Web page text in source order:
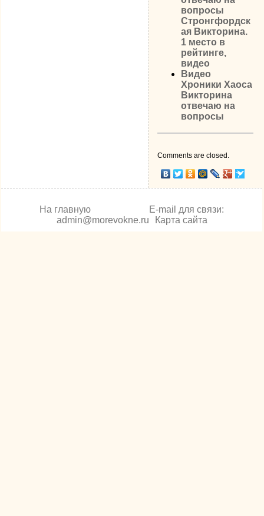
вопросы
Стронгфордск
ая Викторина.
1 место в
рейтинге,
видео
Видео
Хроники Хаоса
Викторина
отвечаю на
вопросы
Comments are closed.
На главную
E-mail для связи:
admin@morevokne.ru
Карта сайта